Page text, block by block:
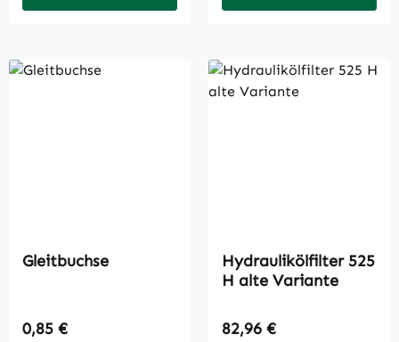
Gleitbuchse
Regulärer Preis:
0,85 €
Hydraulikölfilter 525
H alte Variante
Regulärer Preis:
82,96 €